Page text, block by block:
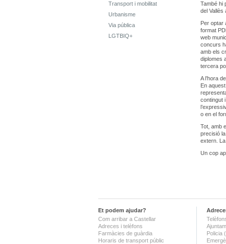
Transport i mobilitat
Urbanisme
Via pública
LGTBIQ+
També hi
del Vallès
Per optar
format
web
concurs
amb els
diplomes
tercera
A l’hora
En
contingut
o en el
Tot, amb
precisió
extern.
Un cop
Et podem ajudar?
Com arribar a Castellar
Adreces i telèfons
Farmàcies de guàrdia
Horaris de transport públic
Policia